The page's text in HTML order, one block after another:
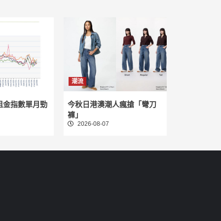
金指數單月勁
潮流
今秋日港澳潮人瘋搶「彎刀
褲」
2026-08-07